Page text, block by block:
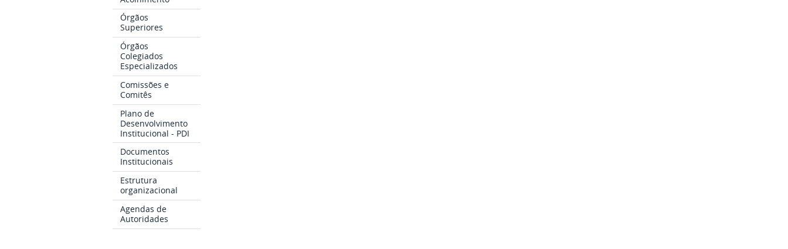
Órgãos
Superiores
Órgãos
Colegiados
Especializados
Comissões e
Comitês
Plano de
Desenvolvimento
Institucional - PDI
Documentos
Institucionais
Estrutura
organizacional
Agendas de
Autoridades